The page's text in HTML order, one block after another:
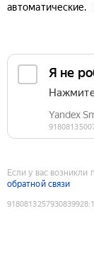
автоматические.
Если у вас возникли
обратной связи
9180813257930839928: